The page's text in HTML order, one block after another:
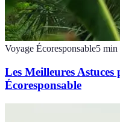
Voyage Écoresponsable5 min
Les Meilleures
Écoresponsable